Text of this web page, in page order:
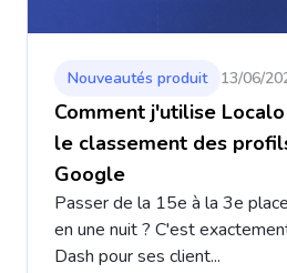
Nouveautés produit 13/06/
Comment j'utilise
le classement des
Google
Passer de la 15e à la 3e
en une nuit ? C'est
Dash pour ses client...